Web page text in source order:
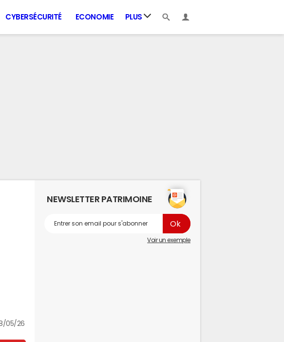
CYBERSÉCURITÉ ECONOMIE PLUS
05/26
NEWSLETTER PATRIMOINE
Voir un exemple